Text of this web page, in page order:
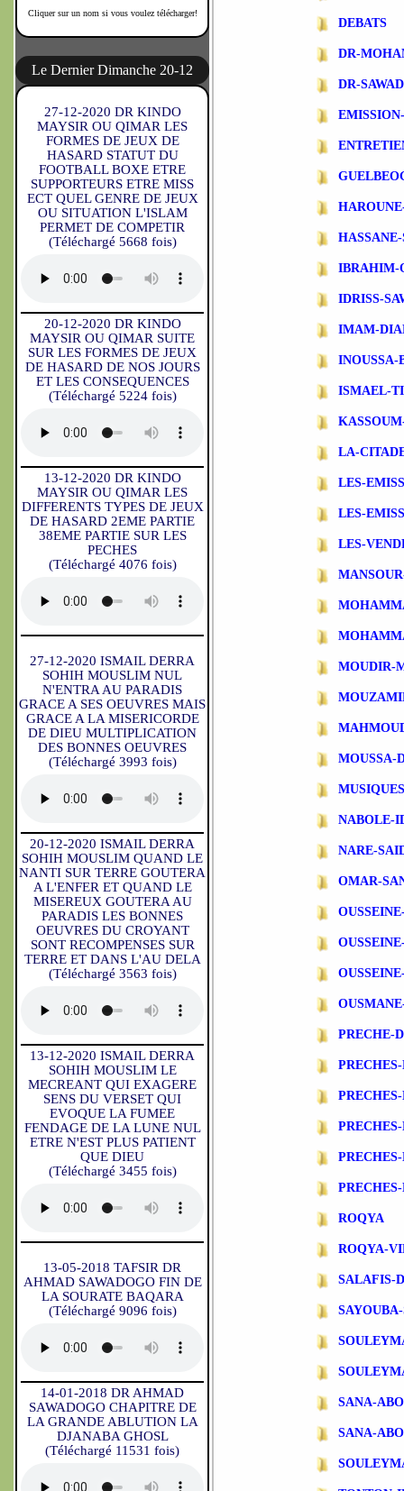
Cliquer sur un nom si vous voulez télécharger!
Le Dernier Dimanche 20-12
27-12-2020 DR KINDO
MAYSIR OU QIMAR LES
FORMES DE JEUX DE
HASARD STATUT DU
FOOTBALL BOXE ETRE
SUPPORTEURS ETRE MISS
ECT QUEL GENRE DE JEUX
OU SITUATION L'ISLAM
PERMET DE COMPETIR
(Téléchargé 5668 fois)
20-12-2020 DR KINDO
MAYSIR OU QIMAR SUITE
SUR LES FORMES DE JEUX
DE HASARD DE NOS JOURS
ET LES CONSEQUENCES
(Téléchargé 5224 fois)
13-12-2020 DR KINDO
MAYSIR OU QIMAR LES
DIFFERENTS TYPES DE JEUX
DE HASARD 2EME PARTIE
38EME PARTIE SUR LES
PECHES
(Téléchargé 4076 fois)
27-12-2020 ISMAIL DERRA
SOHIH MOUSLIM NUL
N'ENTRA AU PARADIS
GRACE A SES OEUVRES MAIS
GRACE A LA MISERICORDE
DE DIEU MULTIPLICATION
DES BONNES OEUVRES
(Téléchargé 3993 fois)
20-12-2020 ISMAIL DERRA
SOHIH MOUSLIM QUAND LE
NANTI SUR TERRE GOUTERA
A L'ENFER ET QUAND LE
MISEREUX GOUTERA AU
PARADIS LES BONNES
OEUVRES DU CROYANT
SONT RECOMPENSES SUR
TERRE ET DANS L'AU DELA
(Téléchargé 3563 fois)
13-12-2020 ISMAIL DERRA
SOHIH MOUSLIM LE
MECREANT QUI EXAGERE
SENS DU VERSET QUI
EVOQUE LA FUMEE
FENDAGE DE LA LUNE NUL
ETRE N'EST PLUS PATIENT
QUE DIEU
(Téléchargé 3455 fois)
13-05-2018 TAFSIR DR
AHMAD SAWADOGO FIN DE
LA SOURATE BAQARA
(Téléchargé 9096 fois)
14-01-2018 DR AHMAD
SAWADOGO CHAPITRE DE
LA GRANDE ABLUTION LA
DJANABA GHOSL
(Téléchargé 11531 fois)
DEBATS
DR-
DR-
IBRAHIM-
IDRISS-
IMAM-
INOUSSA-
ISMAEL-
LA-
LES-
LES-
LES-
MOUDIR-
MOUSSA-
NABOLE-
NARE-
OMAR-
PRECHE-
ROQYA
ROQYA-
SALAFIS-
SANA-
SANA-